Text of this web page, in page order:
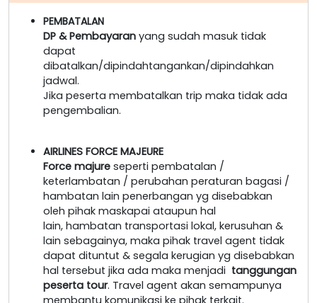
PEMBATALAN
DP & Pembayaran yang sudah masuk tidak
dapat
dibatalkan/dipindahtangankan/dipindahkan
jadwal.
Jika peserta membatalkan trip maka tidak ada
pengembalian.
AIRLINES FORCE MAJEURE
Force majure seperti pembatalan /
keterlambatan / perubahan peraturan bagasi /
hambatan lain penerbangan yg disebabkan
oleh pihak maskapai ataupun hal
lain, hambatan transportasi lokal, kerusuhan &
lain sebagainya, maka pihak travel agent tidak
dapat dituntut & segala kerugian yg disebabkan
hal tersebut jika ada maka menjadi tanggungan
peserta tour. Travel agent akan semampunya